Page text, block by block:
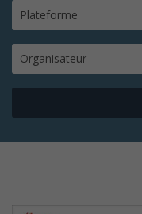
Plateforme
Organisateur